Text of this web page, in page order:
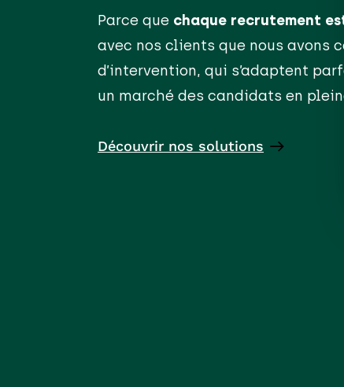
Parce que chaque recrutement
avec nos clients que nous avons
d’intervention, qui s’adaptent
un marché des candidats en
Découvrir nos solutions